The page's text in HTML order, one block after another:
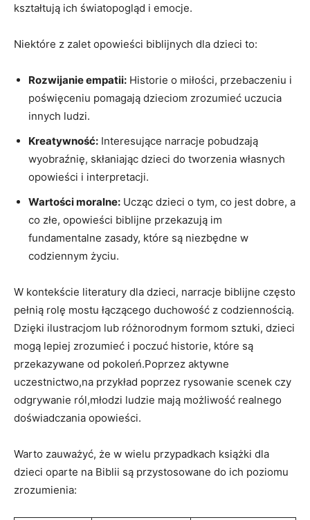
kształtują ich światopogląd i emocje.
Niektóre z zalet opowieści biblijnych dla dzieci to:
Rozwijanie empatii: Historie o miłości, przebaczeniu i
poświęceniu pomagają dzieciom zrozumieć uczucia
innych ludzi.
Kreatywność: Interesujące narracje pobudzają
wyobraźnię, skłaniając dzieci do tworzenia własnych
opowieści i interpretacji.
Wartości moralne: Ucząc dzieci o tym, co jest dobre, a
co złe, opowieści biblijne przekazują im
fundamentalne zasady, które są niezbędne w
codziennym życiu.
W kontekście literatury dla dzieci, narracje biblijne często
pełnią rolę mostu łączącego duchowość z codziennością.
Dzięki ilustracjom lub różnorodnym formom sztuki, dzieci
mogą lepiej zrozumieć i poczuć historie, które są
przekazywane od pokoleń.Poprzez aktywne
uczestnictwo,na przykład poprzez rysowanie scenek czy
odgrywanie ról,młodzi ludzie mają możliwość realnego
doświadczania opowieści.
Warto zauważyć, że w wielu przypadkach książki dla
dzieci oparte na Biblii są przystosowane do ich poziomu
zrozumienia: